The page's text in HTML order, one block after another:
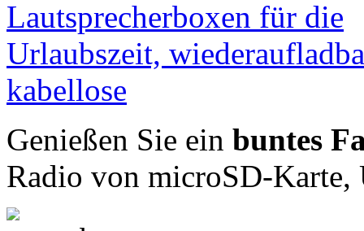
Genießen Sie ein buntes
Radio von microSD-